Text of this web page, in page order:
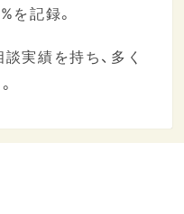
を記録。
実績を持ち、多く